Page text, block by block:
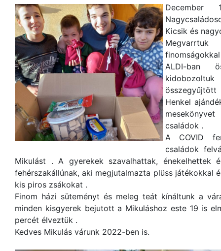
Kicsik és
ALDI-ban
Henkel
családok .
A COVID
családok
Mikulást . A gyerekek szavalhattak, énekelhettek
fehérszakállúnak, aki megjutalmazta plüss játékokkal
kis piros zsákokat .
Finom házi süteményt és meleg teát kínáltunk a
minden kisgyerek bejutott a Mikuláshoz este 19 is
percét élveztük .
Kedves Mikulás várunk 2022-ben is.